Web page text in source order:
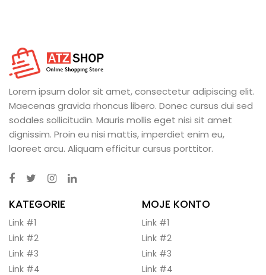
Lorem ipsum dolor sit amet, consectetur adipiscing elit.
Maecenas gravida rhoncus libero. Donec cursus dui sed
sodales sollicitudin. Mauris mollis eget nisi sit amet
dignissim. Proin eu nisi mattis, imperdiet enim eu,
laoreet arcu. Aliquam efficitur cursus porttitor.
KATEGORIE
Link #1
Link #2
Link #3
Link #4
MOJE KONTO
Link #1
Link #2
Link #3
Link #4